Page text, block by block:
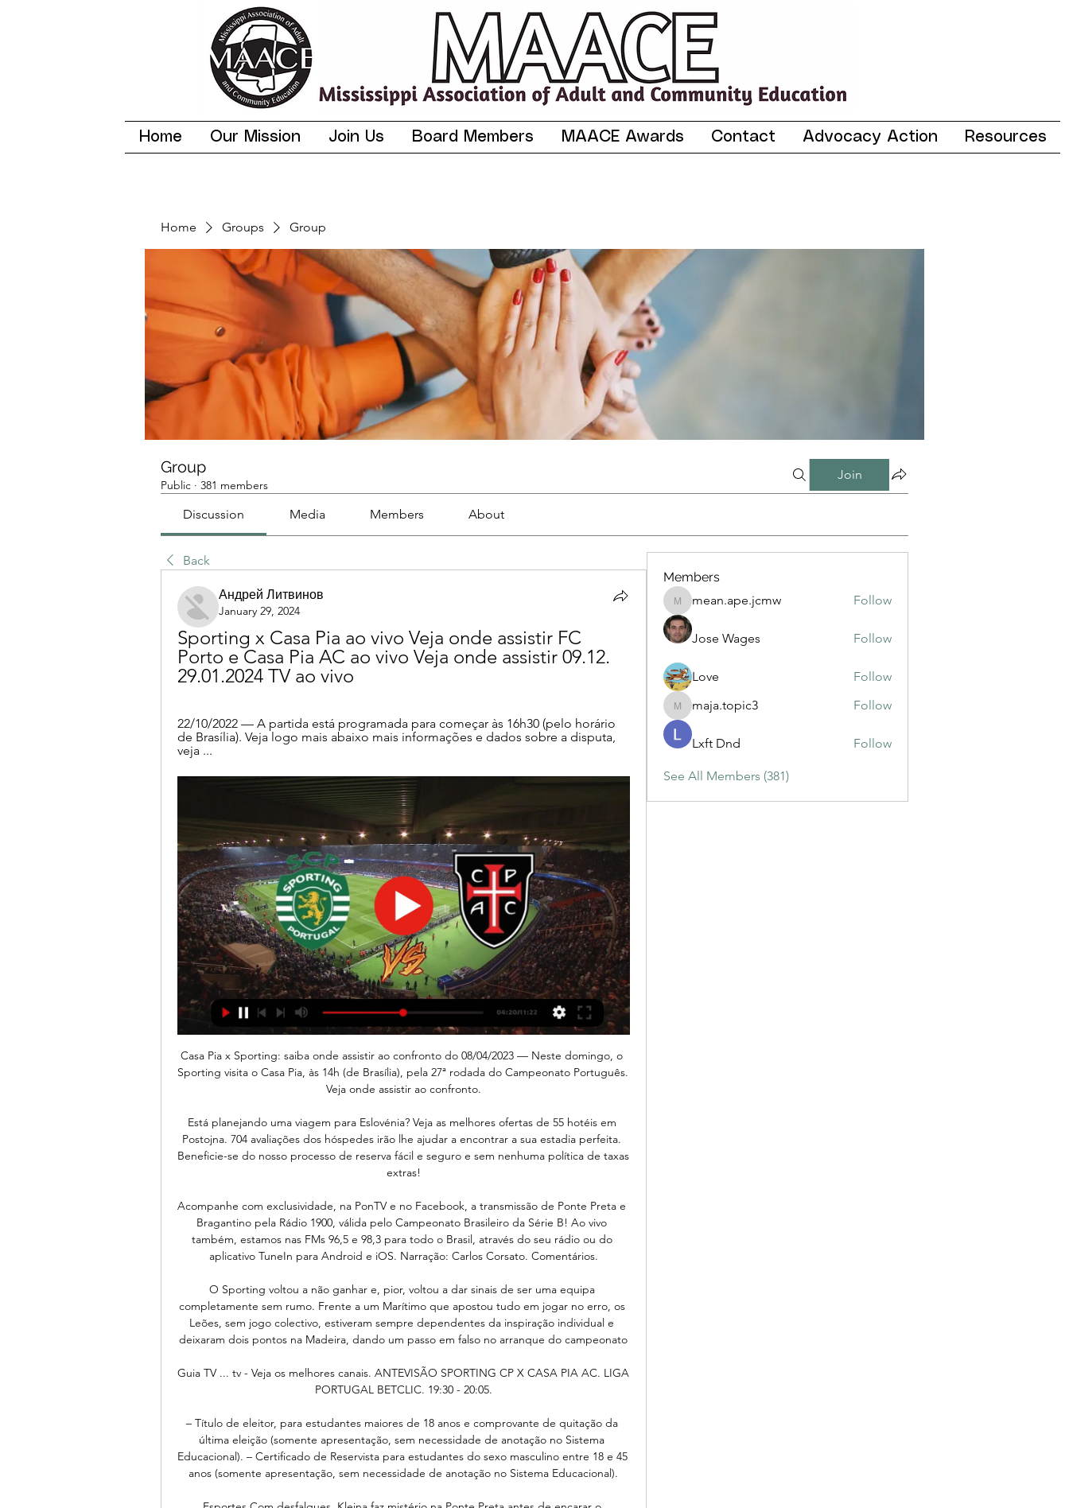
Home Our Mission Join Us Board Members MAACE Awards Contact Advocacy Action Resources
Home Groups Group
Group
Public · 381 members
Join
Discussion Media Members About
Back
Андрей Литвинов
January 29, 2024
Sporting x Casa Pia ao vivo Veja onde assistir FC
Porto e Casa Pia AC ao vivo Veja onde assistir 09.12.
29.01.2024 TV ao vivo
22/10/2022 — A partida está programada para começar às 16h30 (pelo horário
de Brasília). Veja logo mais abaixo mais informações e dados sobre a disputa,
veja ...
Casa Pia x Sporting: saiba onde assistir ao confronto do 08/04/2023 — Neste domingo, o Sporting visita o Casa Pia, às 14h (de Brasília), pela 27ª rodada do Campeonato Português. Veja onde assistir ao confronto.

Está planejando uma viagem para Eslovénia? Veja as melhores ofertas de 55 hotéis em Postojna. 704 avaliações dos hóspedes irão lhe ajudar a encontrar a sua estadia perfeita. Beneficie-se do nosso processo de reserva fácil e seguro e sem nenhuma política de taxas extras!

Acompanhe com exclusividade, na PonTV e no Facebook, a transmissão de Ponte Preta e Bragantino pela Rádio 1900, válida pelo Campeonato Brasileiro da Série B! Ao vivo também, estamos nas FMs 96,5 e 98,3 para todo o Brasil, através do seu rádio ou do aplicativo TuneIn para Android e iOS. Narração: Carlos Corsato. Comentários.

O Sporting voltou a não ganhar e, pior, voltou a dar sinais de ser uma equipa completamente sem rumo. Frente a um Marítimo que apostou tudo em jogar no erro, os Leões, sem jogo colectivo, estiveram sempre dependentes da inspiração individual e deixaram dois pontos na Madeira, dando um passo em falso no arranque do campeonato

Guia TV ... tv - Veja os melhores canais. ANTEVISÃO SPORTING CP X CASA PIA AC. LIGA PORTUGAL BETCLIC. 19:30 - 20:05.

– Título de eleitor, para estudantes maiores de 18 anos e comprovante de quitação da última eleição (somente apresentação, sem necessidade de anotação no Sistema Educacional). – Certificado de Reservista para estudantes do sexo masculino entre 18 e 45 anos (somente apresentação, sem necessidade de anotação no Sistema Educacional).

Esportes Com desfalques, Kleina faz mistério na Ponte Preta antes de encarar o Bragantino Apesar dos seis pontos de desvantagem em relação ao Coritiba, primeiro integrante do G4 (a zona de acesso à elite nacional), Kleina citou a força da equipe no Moisés Lucarelli, palco de quatro dos próximos seis jogos, para tentar nova.

Estou em Ljubjana, capital da Eslovénia. Depois de ter passado a passagem de ano 2006/2007 na Croácia, parto então, de camioneta, em direcção à minha Lisboa, percorrendo várias cidades até lá. Atravesso a fronteira, e paro, em pleno Inverno, em Ljubjana, dia 1 de Janeiro 2007!!! Já é de noite.

São Raimundo não depende apenas de seu desempenho para terminar. Raimundo, mas a classificação para a segunda fase é uma realidade. Segundo colocado com dez pontos, um a menos que o Moto Club-MA, o Pantera pode até. fundada em 1923. A data da transmissão inaugural da Rádio Clube foi 22 de abril de 1928. Contato: timaocampeao@.

Moreirense e Casa Pia ao vivo Veja onde assistir Rui Borges 07/01/2024 — há 2 dias — Assine e veja ao vivo. Champions League · NBA · Splash · Carnaval · BBB · A Moreirense x Casa Pia - 17h15 (de Brasília).

Bragança, tenho ordenado que de três em três léguas, mais ou menos, conforme as condições locaes o aconselharem, vão sendo estabelecidos novos núcleos de Bragança, para caminhar de lá em direção à Capital, formando também novos núcleos, todos na direção tomada pelo engenheiro Joaquim Gomes de Oliveira para a estrada de ferro.

Bilhetes Liga Portugal - Continente Feed Veja o calendário das competições da Liga e vá apoiar o seu clube com 50% de Casa Pia AC. FC Arouca. Casa Pia AC. Arouca | Estádio Municipal de Arouca. Gil ...

Alan Ruiz Andebol André Geraldes Antevisão Arouca Ary Papel Belenenses Benfica Boavista Braga Coates Comunicação Social Daniel Podence Equipa B Estoril Feirense Fenerbahçe Formação Francisco Geraldes Futebol Feminino Futsal Gazprom Ugra Gelson Dala Gelson Martins Gif Guima Hóquei de Patins Inter Movistar Joana Marchão João de Deus.

Bairros de abrangência: Rio Comprido, Estácio, Cidade Nova e Catumbi CRAS PROFESSORA ISMÊNIA DE LIMA MARTINS Rua da Alfândega, nº 114, Centro Tel: 2224-8067. Anil, Barra da Tijuca, Camorim, Cidade de Deus, Curicica, Freguesia, Jacarepaguá, Gardênia Azul, Grumari,

Mais de 6 lotes/terrenos à venda na Rua XV de Novembro, Centro, Mairiporã - SP? No Viva Real você encontra muitas ofertas de venda de lotes/terrenos na Rua XV de Novembro.

Casa Pia x Sporting: Onde assistir ao vivo e online 18/08/2023 — Nesta sexta-feira (18) Casa Pia x Sporting entram em campo e se enfrentam em jogo válido pela rodada 2 do Campeonato Português 2023-2024.

Casa Pia x Sporting ao vivo: veja onde assistir o 18/08/2023 — Casa Pia e Sporting entram em campo pelo Campeonato Português, às 16h15 (de Brasília), nesta sexta-feira (18 de agosto).

Compre Esperanca para Viver, de Ellen G White, no maior acervo de livros do Brasil. As mais variadas edições, novas, seminovas e usadas pelo melhor preço.

Cadastre-se! É rapidinho, não dura nem um minuto e você já garante todos estes benefícios na sua primeira compra! Aproveitamos para informar que, a partir de 3 de junho de 2019, os descontos no Cartão Hortifruti serão descontinuados e a função de parcelamento será válida apenas para compras acima de R$250,00.

[transmissão] camarões guiné bissau em directo online tv ao vivo gratis live 2017 Selecionador,+,,da,+,,Guiné-Bissau,+,,preocupado,+,,com,+,,poderio,+,,físico.

ASSISTIR CASA PIA X SPORTING AO VIVO 18/08/2023 — ASSISTIR CASA PIA X SPORTING AO VIVO ONLINE GRÁTIS COM IMAGEM HOJE, SEXTA-FEIRA, 18/08: Onde assistir CASA PIA X SPORTING? Vai passar na SPORTV, ...

Seul, 22 mai (EFE).- A França confirmou nesta segunda-feira a condição de favorito no Campeonato Mundial sub-20, que está sendo disputado na Coreia do Sul, e bateu Honduras por 3 a 0, largando na frente do grupo E, em dia bom também para Senegal, que assumiu a ponta isolada do F.

Quartos em moradia habitada em VNGaia metro linha amarela. Arrendo Quartos Vila Nova de Gaia. Moradia com jardim, a 600m da estação de metro (linha

A equipa B também pisa os relvados esta tarde, num encontro que marca o regresso à competição dos Dragões de Rui Barros. Na receção ao Vilafranquense (15h, Porto Canal e FC Porto TV), a contar para a sétima jornada da LigaPro, o médio Vítor Ferreira promete uma equipa forte e determinada a dar início a uma boa série de vitórias.

A Nissan confirmou hoje (9), que trará a segunda geração do Leaf ao Brasil. Na América Latina, a Argentina será o primeiro país a receber o elétrico. Os demais serão Chile, Colômbia, Costa Rica, Equador, Porto Rico e Uruguai. Sem utilizar uma gota de gasolina ou etanol, ele funciona 100%

Compartilhe!597 O confronto entre Sport e Afogados, na Ilha do Retiro, é 15º jogo do Campeonato Pernambucano de 2019 com transmissão via streaming, através da FPF. No caso, entrou na programação do perfil oficial da federação no site MyCujoo, o responsável pela exibição. Abaixo, o link da partida no Recife, com cobertura ao vivo a.

Foram recolhidos 245,7 toneladas de resíduos recicláveis durante o Rock in Rio 2019, além disso, foram geradas 128,3 toneladas de lixo orgânico. A ação foi realizada pela Companhia Municipal de Limpeza Urbana (Comlurb). A programação do Rock in Rio contou com cerca de 250 shows distribuídos ao longo dos dias 27, 28 e 29 de …

Mingo Makes It Potte Group 18/01/2024 — FC Vizela x Sporting CP ao vivo Veja onde assistir Vizela x há 4 Casa Pia Atlético Clube. Clube desportivo. C.D. Cova da Piedade Futsal ...

Também estou concluindo um livro com Marcelo Grondin, meu marido, sobre “o genocídio dos povos originários do continente das Américas”, e estou acompanhando, a distância, a reedição, em espanhol, de Si me permiten hablar (“Se me deixam falar”) [2], que está sendo feita na Bolívia 40 anos depois da publicação original

Futebol no Brasil: Equipes, Estádios, Jogadores, Técnicos, Competições, Resultados, Estatísticas, Ranking, Confrontos, Jogos, Rodada, Fase, Campeonato

Início Tags Assistir Ponte Preta x São Bernardo ao vivo. Tag: Assistir Ponte Preta x São Bernardo ao vivo. Ponte Preta x São Bernardo: Assistir AO VIVO.

Assistir Sporting x Casa Pia Ao Vivo - 29/01/2024 dentro de 5 horas — A partida entre Sporting x Casa Pia acontece neste dia 29/01/2024, às 17h45 (pelo horário de Brasília). Abaixo você poderá conferir todas as ...

Vasco da Gama 0, Cruzeiro 3. Robinho (Cruzeiro) finalização com o pé direito do meio da área no lado direito do gol. Assistência de Lucas Silva. 86' Cartão amarelo. 25 - Andrés Ríos. Andrés Ríos (Vasco da Gama) recebe cartão amarelo por uma entrada perigosa. 84' Substitution - In.

Aos amigos da vida, especialmente Jaciara Oliveira,. ANEXO 1-Parecer do Comitê de Ética em Pesquisa do Hospital Universitário Edgard Santos. Os dois lobos são conectados por um istmo que apresenta, por vezes, um pequeno lobo suplementar chamado lobo piramidal.

A correo dessa situao s foi possvel aps a abertura da Frente Leste, que compreendia os distritos de Lunda, Moxico e Cuando Cubango, os dois ltimos tambm conhecidos como "terras do fim do mundo". Com este movimento, Agostinho Neto no almejava apenas o avano militar, mas sim despertar aquela fatia da sociedade para a luta de libertao.

CBN Rio. 50 mil curtidas. Página oficial do programa CBN Rio com apresentação de Bianca Santos. De segunda a sábado, das 10h às 12h. Ouça em 92,5 FM, em...

América-MG x Coritiba ao vivo online: veja como ver o jogo da Série B do Brasileirão Onde assistir América Mineiro x Coritiba ao vivo nesta segunda e prováveis escalações para a partida da Série B do Campeonato Brasileiro.

É hoje, hoje matamos a fome de bola e de Belenenses, com apetite aguçado pelas boas indicações dadas pela preparação feita até agora. Faço assim um apelo de última hora, para que a família azul acorra em peso ao Restelo para que entremos todos com o pé direito na época 2005/06.

Últimas noticias de Vitória Setúbal vs Rio Ave. Mantente informado con las últimas noticias, videos y fotos de Vitória Setúbal vs Rio Ave que te brinda Univision | TUDN

A Praça do Mar, em Quarteira, acolheu na noite de ontem, 15 de julho, um concerto com o artista olhanense Denzel Amaral e os seus músicos. Com uma voz vibrante e poderosa, […] Câmara Municipal de Loulé promove workshop “Varandas Floridas” em Quarteira | 27 de julho

No acordo
Members
mean.ape.jcmw
mean.ape.jcmw Follow
Jose Wages Follow
Love Follow
maja.topic3
maja.topic3 Follow
Lxft Dnd Follow
See All Members (381)